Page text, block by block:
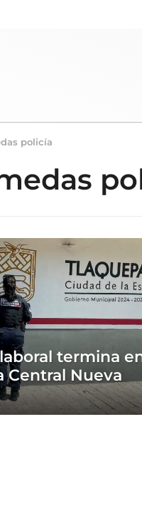
policía
termina
Central Nueva